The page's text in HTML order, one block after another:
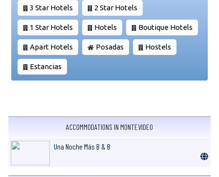
3 Star Hotels 2 Star Hotels
1 Star Hotels Hotels Boutique Hotels
Apart Hotels Posadas Hostels
Estancias
ACCOMMODATIONS IN MONTEVIDEO
Una Noche Más B & B